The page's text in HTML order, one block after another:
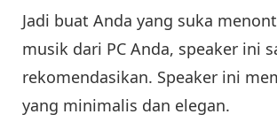
Jadi buat Anda yang suka
musik dari PC Anda, speaker ini
rekomendasikan. Speaker ini
yang minimalis dan elegan.